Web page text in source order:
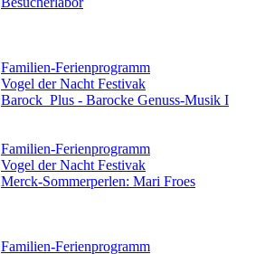
Familien-Ferienprogramm
Vogel der Nacht Festivak
Barock_Plus - Barocke Genuss-Musik I
Familien-Ferienprogramm
Vogel der Nacht Festivak
Merck-Sommerperlen: Mari Froes
Familien-Ferienprogramm